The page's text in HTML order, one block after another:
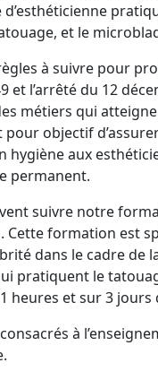
et le
à suivre pour
et l’arrêté du 12
métiers qui
objectif
aux
permanent.
suivre notre
Cette formation est
dans le cadre de
pratiquent le
heures et sur 3 jours
à